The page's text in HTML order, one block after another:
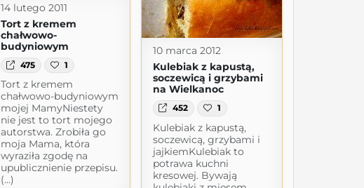
14 lutego 2011
Tort z kremem
chałwowo-
budyniowym
475 1
Tort z kremem
chałwowo-budyniowym
mojej MamyNiestety
nie jest to tort mojego
autorstwa. Zrobiła go
moja Mama, która
wyraziła zgodę na
upublicznienie przepisu.
(...)
10 marca 2012
Kulebiak z kapustą,
soczewicą i grzybami
na Wielkanoc
452 1
Kulebiak z kapustą,
soczewicą, grzybami i
jajkiemKulebiak to
potrawa kuchni
kresowej. Bywają